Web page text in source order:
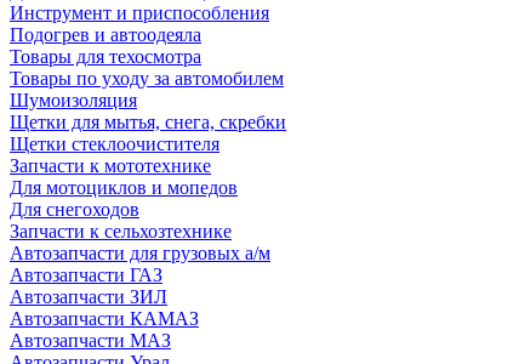
Инструмент и приспособления
Подогрев и автоодеяла
Товары для техосмотра
Товары по уходу за автомобилем
Шумоизоляция
Щетки для мытья, снега, скребки
Щетки стеклоочистителя
Запчасти к мототехнике
Для мотоциклов и мопедов
Для снегоходов
Запчасти к сельхозтехнике
Автозапчасти для грузовых а/м
Автозапчасти ГАЗ
Автозапчасти ЗИЛ
Автозапчасти КАМАЗ
Автозапчасти МАЗ